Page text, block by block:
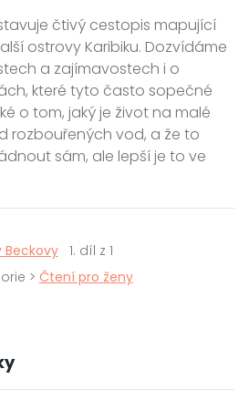
čtivý cestopis mapující
ostrovy Karibiku. Dozvídáme
a zajímavostech i o
které tyto často sopečné
o tom, jaký je život na malé
rozbouřených vod, a že to
sám, ale lepší je to ve
Beckovy
1. díl z 1
> Čtení pro ženy